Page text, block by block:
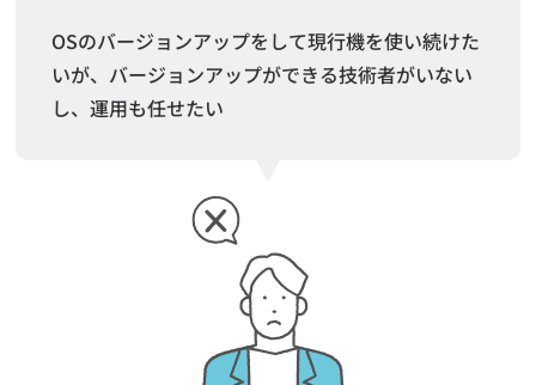
OSのバージョンアップをして現行機を使い続けた
いが、バージョンアップができる技術者がいない
し、運用も任せたい